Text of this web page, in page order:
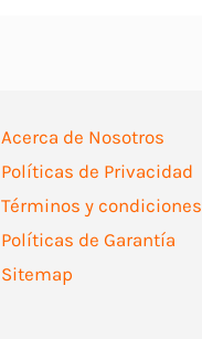
Acerca de Nosotros
Políticas de Privacidad
Términos y condiciones
Políticas de Garantía
Sitemap